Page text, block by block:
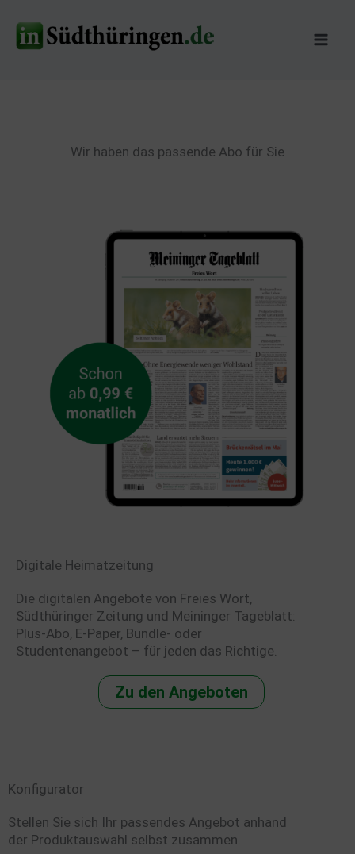
Inhalt
springen
Wir haben das passende Abo für Sie
Digitale Heimatzeitung
Die digitalen Angebote von Freies Wort,
Südthüringer Zeitung und Meininger Tageblatt:
Plus-Abo, E-Paper, Bundle- oder
Studentenangebot – für jeden das Richtige.
Zu den Angeboten
Konfigurator
Stellen Sie sich Ihr passendes Angebot anhand
der Produktauswahl selbst zusammen.